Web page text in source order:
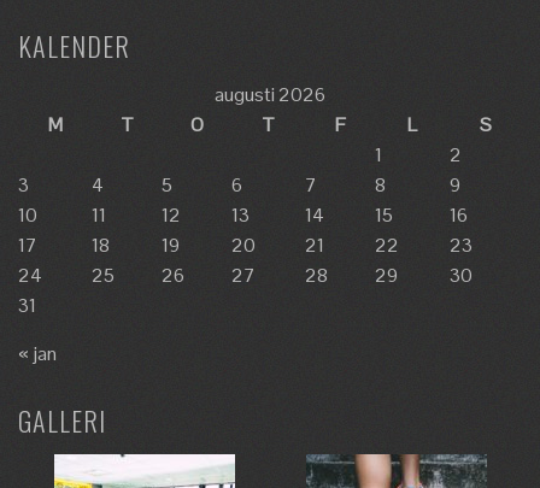
KALENDER
augusti 2026
M
T O T F L
S
1
2
3
4 5 6 7 8
9
10
11 12 13 14 15
16
17
18 19 20 21 22
23
24
25 26 27 28 29
30
31
« jan
GALLERI